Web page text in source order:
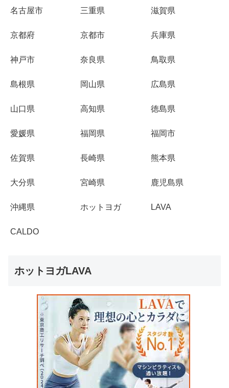
名古屋市 三重県 滋賀県
京都府 京都市 兵庫県
神戸市 奈良県 鳥取県
島根県 岡山県 広島県
山口県 高知県 徳島県
愛媛県 福岡県 福岡市
佐賀県 長崎県 熊本県
大分県 宮崎県 鹿児島県
沖縄県 ホットヨガ LAVA
CALDO
ホットヨガLAVA